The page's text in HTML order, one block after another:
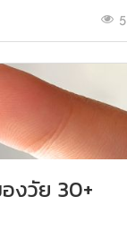
5
งวัย 30+